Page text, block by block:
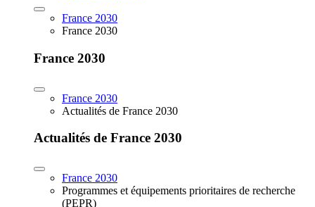
France 2030
France 2030
France 2030
France 2030
Actualités de France 2030
Actualités de France 2030
France 2030
Programmes et équipements prioritaires de recherche
(PEPR)